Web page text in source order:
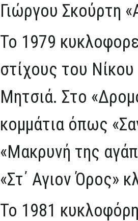
Γιώργου Σκούρτη
Το 1979
στίχους του
Μητσιά. Στο
κομμάτια όπως
«Μακρυνή της
«Στ΄ Αγιον Όρος»
Το 1981